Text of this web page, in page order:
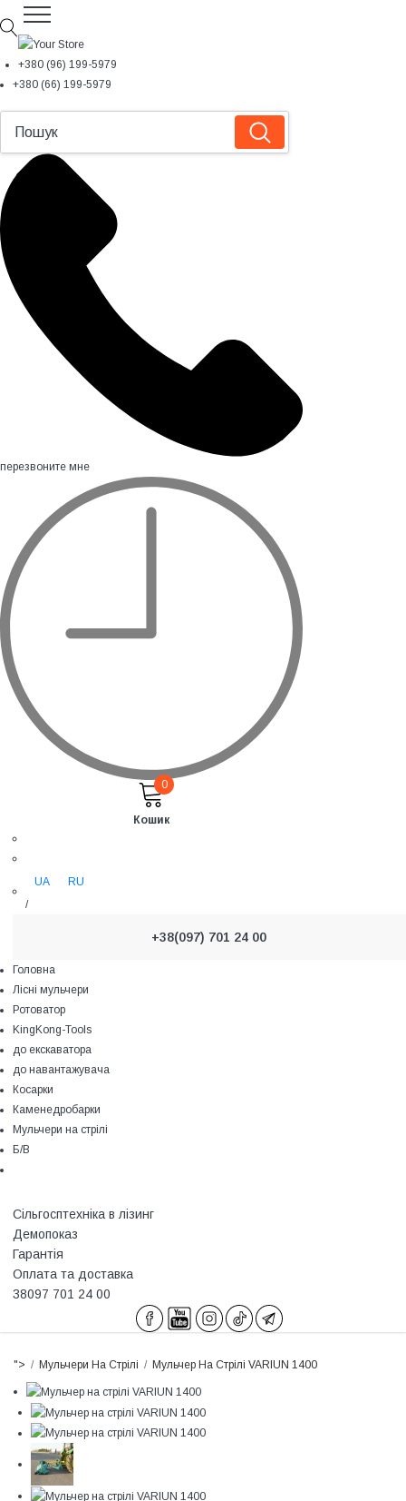
+380 (96) 199-5979
+380 (66) 199-5979
перезвоните мне
0
Кошик
UA
/
RU
+38(097) 701 24 00
Головна
Лісні мульчери
Ротоватор
KingKong-Tools
до екскаватора
до навантажувача
Косарки
Каменедробарки
Мульчери на стрілі
Б/В
Сільгосптехніка в лізинг
Демопоказ
Гарантія
Оплата та доставка
38097 701 24 00
"> Мульчери На Стрілі Мульчер На Стрілі VARIUN 1400